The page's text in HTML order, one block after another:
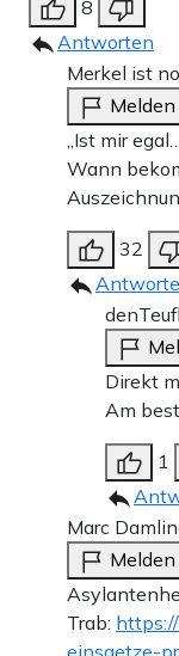
8
Antworten
Merkel ist
Melden
„Ist mir
Wann
32
Direkt
Am
1
Marc
Melden
Trab:
einsaetze-